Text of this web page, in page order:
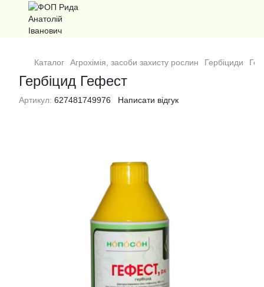
Каталог Агрохімія, засоби захисту рослин Гербіциди
Гербіцид Гефест
Артикул: 627481749976 Написати відгук